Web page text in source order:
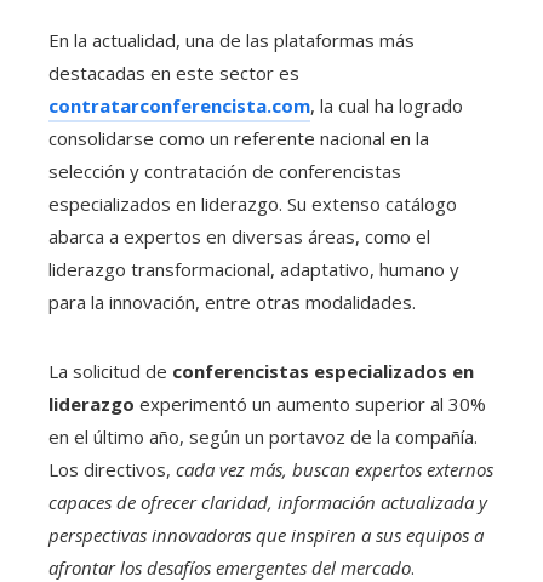
En la actualidad, una de las plataformas más
destacadas en este sector es
contratarconferencista.com, la cual ha logrado
consolidarse como un referente nacional en la
selección y contratación de conferencistas
especializados en liderazgo. Su extenso catálogo
abarca a expertos en diversas áreas, como el
liderazgo transformacional, adaptativo, humano y
para la innovación, entre otras modalidades.
La solicitud de conferencistas especializados en
liderazgo experimentó un aumento superior al 30%
en el último año, según un portavoz de la compañía.
Los directivos, cada vez más, buscan expertos externos
capaces de ofrecer claridad, información actualizada y
perspectivas innovadoras que inspiren a sus equipos a
afrontar los desafíos emergentes del mercado.